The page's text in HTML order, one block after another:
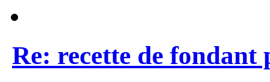
Re: recette de fondant